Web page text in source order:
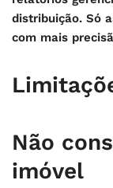
distribuição. Só
com mais
Não
imóvel